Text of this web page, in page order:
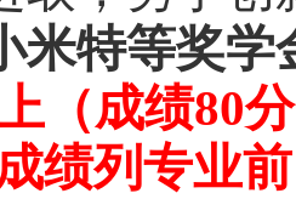
米特等奖学
（成绩80
绩列专业